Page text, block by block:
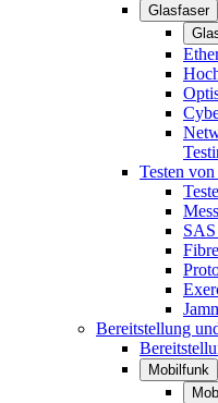
Glasfaser
Testen
Bereitstellung
Mobilfunk